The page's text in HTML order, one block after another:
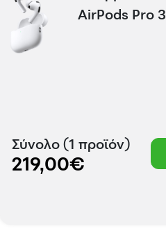
AirPods Pro 3
Σύνολο (1 προϊόν)
219,00€